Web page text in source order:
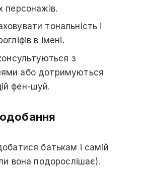
персонажів.
тональність і
в імені.
з
або дотримуються
фен-шуй.
батькам і самій
вона подорослішає).